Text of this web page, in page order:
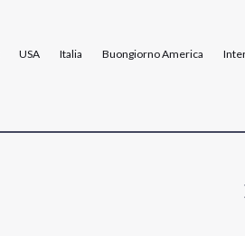
USA Italia Buongiorno America